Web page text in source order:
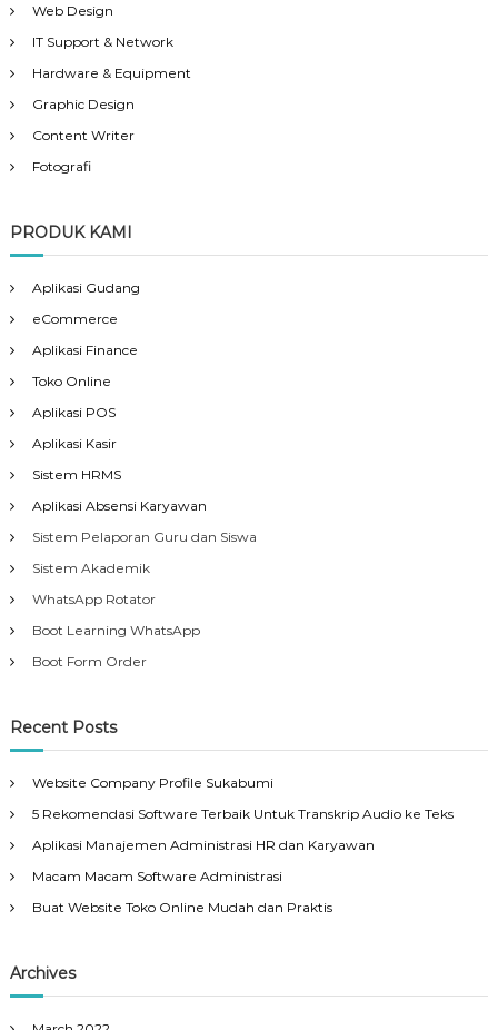
Web Design
IT Support & Network
Hardware & Equipment
Graphic Design
Content Writer
Fotografi
PRODUK KAMI
Aplikasi Gudang
eCommerce
Aplikasi Finance
Toko Online
Aplikasi POS
Aplikasi Kasir
Sistem HRMS
Aplikasi Absensi Karyawan
Sistem Pelaporan Guru dan Siswa
Sistem Akademik
WhatsApp Rotator
Boot Learning WhatsApp
Boot Form Order
Recent Posts
Website Company Profile Sukabumi
5 Rekomendasi Software Terbaik Untuk Transkrip Audio ke Teks
Aplikasi Manajemen Administrasi HR dan Karyawan
Macam Macam Software Administrasi
Buat Website Toko Online Mudah dan Praktis
Archives